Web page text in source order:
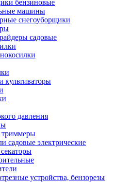
бензиновые
машины
снегоуборщики
садовые
культиваторы
давления
садовые электрические
устройства, бензорезы